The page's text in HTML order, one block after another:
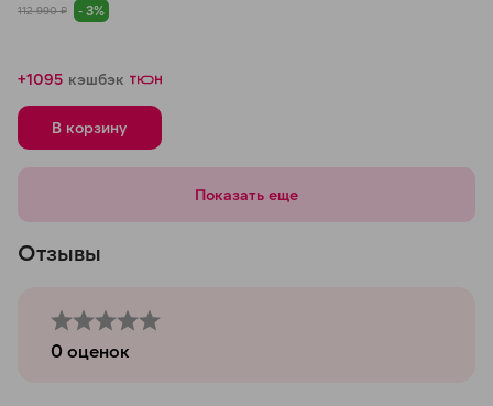
112 990 ₽ - 3%
+1095 кэшбэк
В корзину
Показать еще
Отзывы
0 оценок